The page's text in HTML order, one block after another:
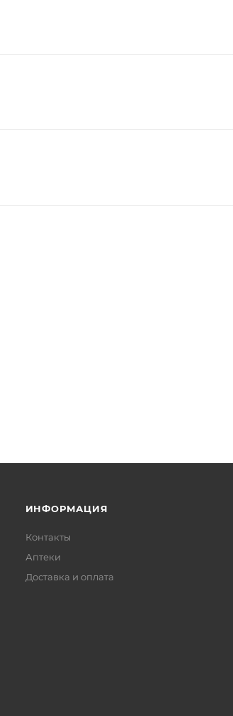
ИНФОРМАЦИЯ
Контакты
Аптеки
Доставка и оплата